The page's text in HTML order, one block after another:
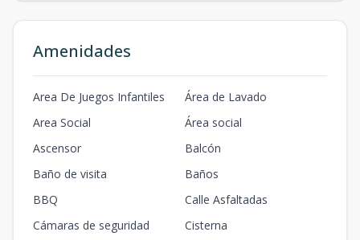
Amenidades
Area De Juegos Infantiles
Área de Lavado
Area Social
Área social
Ascensor
Balcón
Baño de visita
Baños
BBQ
Calle Asfaltadas
Cámaras de seguridad
Cisterna